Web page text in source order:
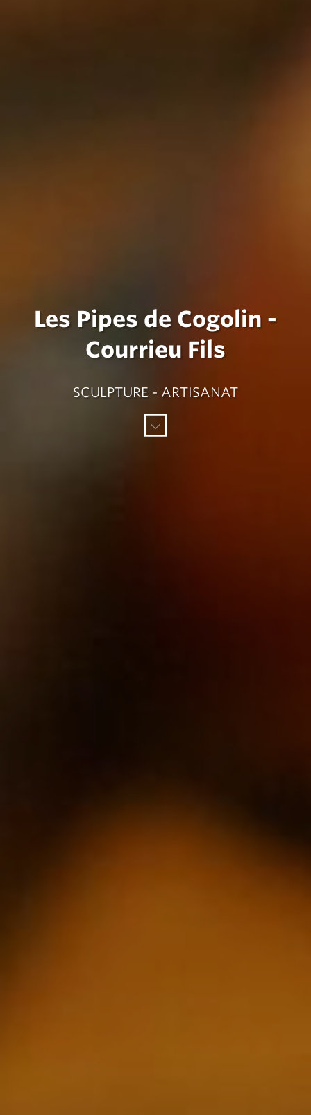
Les Pipes de Cogolin -
Courrieu Fils
SCULPTURE - ARTISANAT